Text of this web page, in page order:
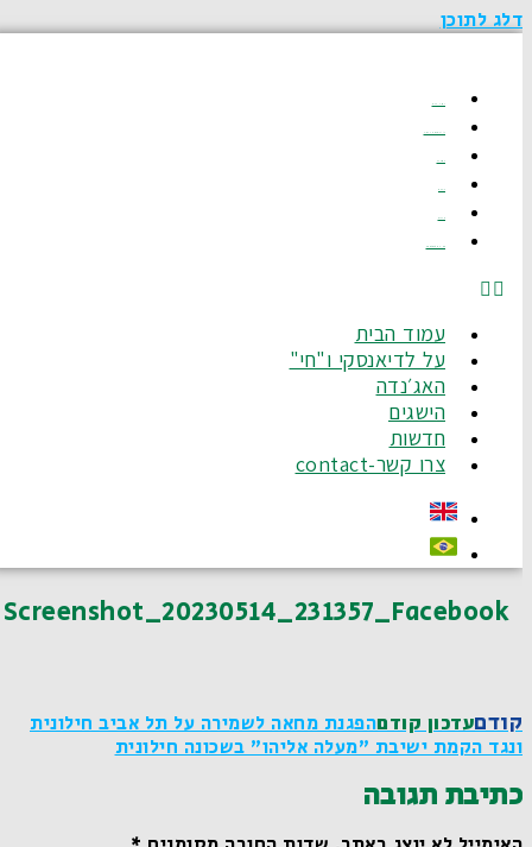
דלג לתוכן
עמוד הבית
על לדיאנסקי ו"חי"
האג׳נדה
הישגים
חדשות
צרו קשר-contact
Screenshot_20230514_231357_Facebook
קודםעדכון קודםהפגנת מחאה לשמירה על תל אביב חילונית
ונגד הקמת ישיבת "מעלה אליהו" בשכונה חילונית
כתיבת תגובה